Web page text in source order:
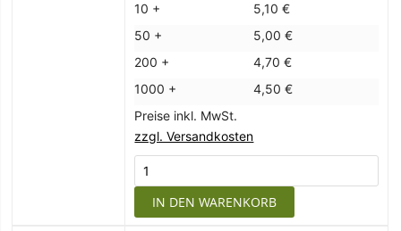
10 +
5,10 €
50 +
5,00 €
200 +
4,70 €
1000 +
4,50 €
Preise inkl. MwSt.
zzgl. Versandkosten
IN DEN WARENKORB